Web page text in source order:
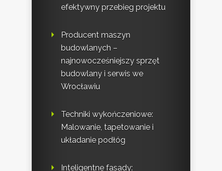
efektywny przebieg projektu
Producent maszyn
budowlanych –
najnowocześniejszy sprzęt
budowlany i serwis we
Wrocławiu
Techniki wykończeniowe:
Malowanie, tapetowanie i
układanie podłóg
Inteligentne fasady: